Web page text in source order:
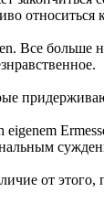
относиться
Все больше
eigenem
от этого,